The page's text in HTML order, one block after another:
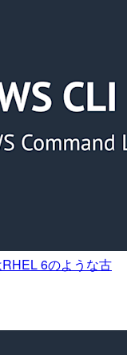
6のような古